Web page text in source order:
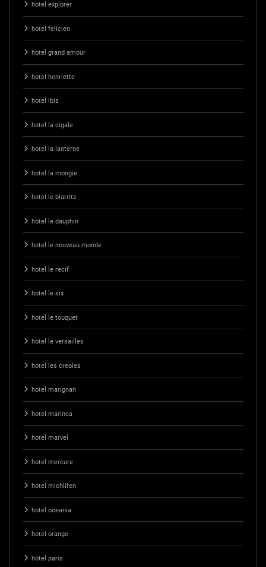
hotel explorer
hotel felicien
hotel grand amour
hotel henriette
hotel ibis
hotel la cigale
hotel la lanterne
hotel la mongie
hotel le biarritz
hotel le dauphin
hotel le nouveau monde
hotel le recif
hotel le six
hotel le touquet
hotel le versailles
hotel les creoles
hotel marignan
hotel marinca
hotel marvel
hotel mercure
hotel michlifen
hotel oceania
hotel orange
hotel paris